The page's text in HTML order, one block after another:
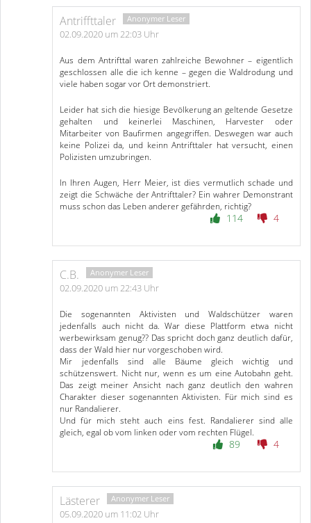
Antriffttaler
02.09.2020 um 22:03 Uhr
Aus dem Antrifttal waren zahlreiche Bewohner – eigentlich
geschlossen alle die ich kenne – gegen die Waldrodung und
viele haben sogar vor Ort demonstriert.
Leider hat sich die hiesige Bevölkerung an geltende Gesetze
gehalten und keinerlei Maschinen, Harvester oder
Mitarbeiter von Baufirmen angegriffen. Deswegen war auch
keine Polizei da, und keinn Antrifttaler hat versucht, einen
Polizisten umzubringen.
In Ihren Augen, Herr Meier, ist dies vermutlich schade und
zeigt die Schwäche der Antrifttaler? Ein wahrer Demonstrant
muss schon das Leben anderer gefährden, richtig?
114 4
C.B.
02.09.2020 um 22:43 Uhr
Die sogenannten Aktivisten und Waldschützer waren
jedenfalls auch nicht da. War diese Plattform etwa nicht
werbewirksam genug?? Das spricht doch ganz deutlich dafür,
dass der Wald hier nur vorgeschoben wird.
Mir jedenfalls sind alle Bäume gleich wichtig und
schützenswert. Nicht nur, wenn es um eine Autobahn geht.
Das zeigt meiner Ansicht nach ganz deutlich den wahren
Charakter dieser sogenannten Aktivisten. Für mich sind es
nur Randalierer.
Und für mich steht auch eins fest. Randalierer sind alle
gleich, egal ob vom linken oder vom rechten Flügel.
89 4
Lästerer
05.09.2020 um 11:02 Uhr